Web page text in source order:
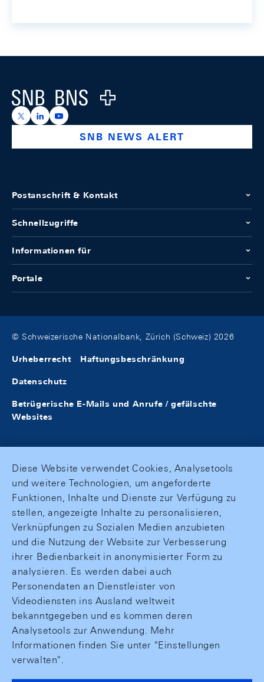
Logo
https://x.com/snb_bns
https://ch.linkedin.com/company/swiss-national-
https://www.youtube.com/@swissnationalbank
SNB NEWS ALERT
Postanschrift & Kontakt
Schnellzugriffe
Informationen für
Portale
© Schweizerische Nationalbank, Zürich (Schweiz) 2026
Urheberrecht Haftungsbeschränkung
Datenschutz
Betrügerische E-Mails und Anrufe / gefälschte
Websites
Diese Website verwendet Cookies, Analysetools
und weitere Technologien, um angeforderte
Funktionen, Inhalte und Dienste zur Verfügung zu
stellen, angezeigte Inhalte zu personalisieren,
Verknüpfungen zu Sozialen Medien anzubieten
und die Nutzung der Website zur Verbesserung
ihrer Bedienbarkeit in anonymisierter Form zu
analysieren. Es werden dabei auch
Personendaten an Dienstleister von
Videodiensten ins Ausland weltweit
bekanntgegeben und es kommen deren
Analysetools zur Anwendung. Mehr
Informationen finden Sie unter "Einstellungen
verwalten".